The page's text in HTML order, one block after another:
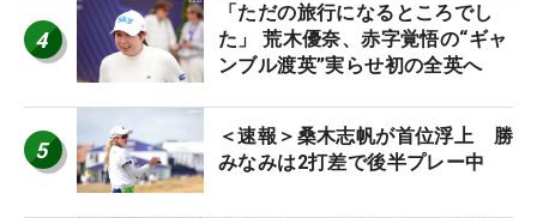
4
「ただの旅行になるところでし
た」 荒木優奈、赤字覚悟の“ギャ
ンブル渡英”実らせ初の全英へ
5
＜速報＞桑木志帆が首位浮上 勝
みなみは2打差で後半プレー中